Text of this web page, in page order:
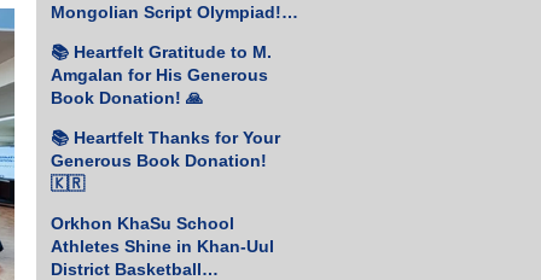
Mongolian Script Olympiad!
📚 Heartfelt Gratitude to M.
Amgalan for His Generous
Book Donation! 🙏
📚 Heartfelt Thanks for Your
Generous Book Donation!
🇰🇷
Orkhon KhaSu School
Athletes Shine in Khan-Uul
District Basketball